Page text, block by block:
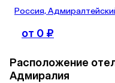
Россия,
от 0 ₽
Расположение
Адмиралия